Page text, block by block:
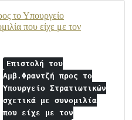
το Υπουργείο
που είχε με τον
Επιστολή του
Αμβ.Φραντζή προς το
Υπουργείο Στρατιωτικών
σχετικά με συνομιλία
που είχε με τον